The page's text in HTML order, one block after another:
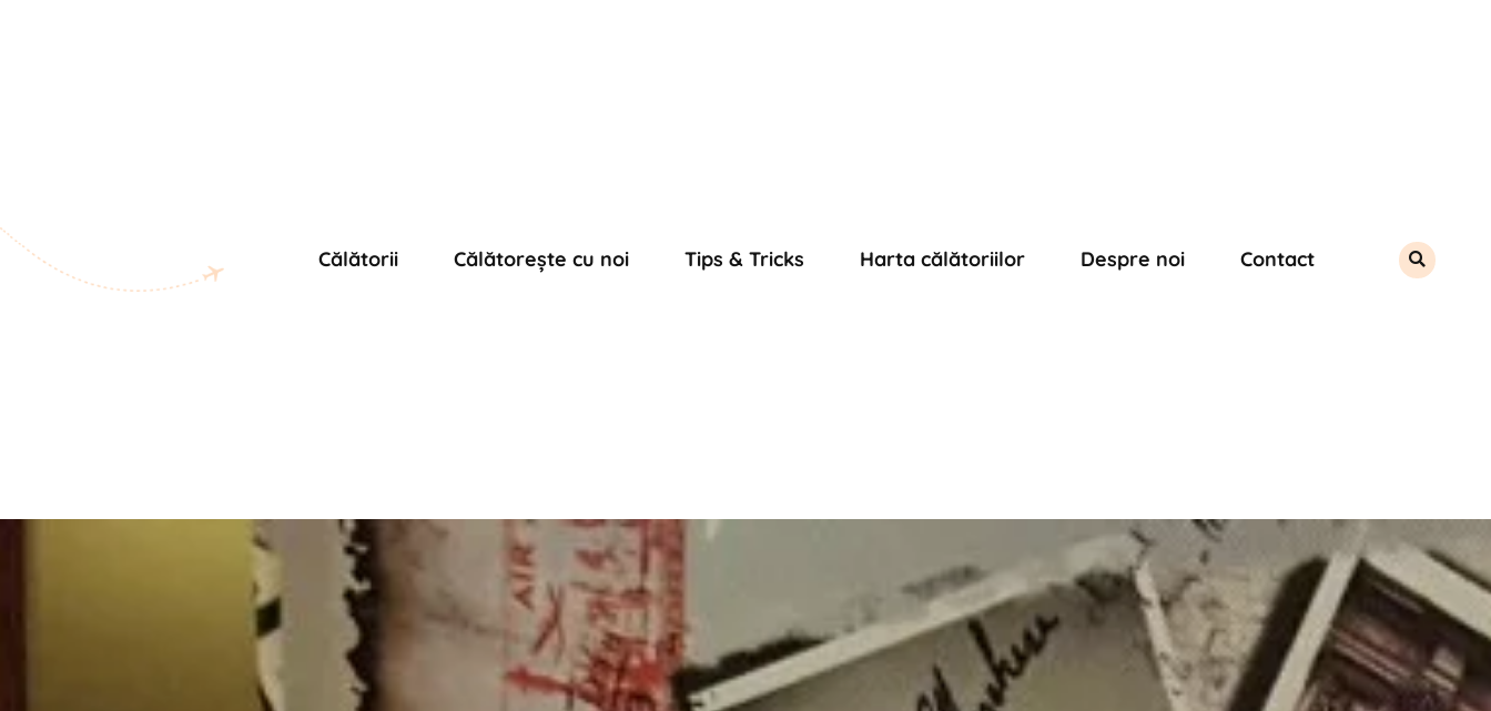
Călătorii Călătorește cu noi Tips & Tricks Harta călătoriilor Despre noi Contact